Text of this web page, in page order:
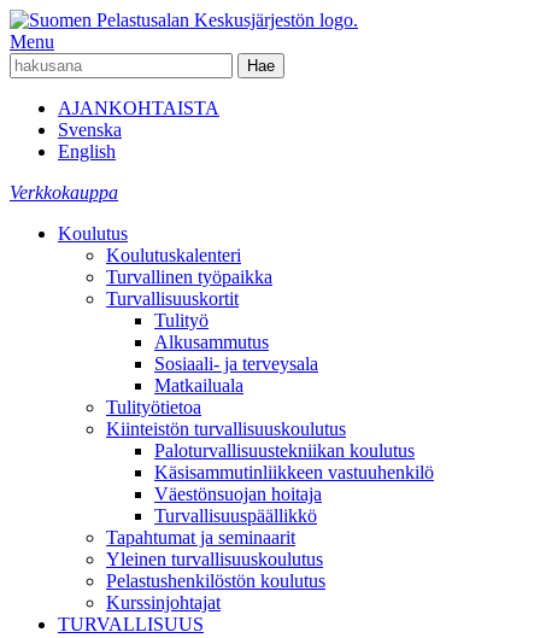
Menu
AJANKOHTAISTA
Svenska
English
Verkkokauppa
Koulutus
Koulutuskalenteri
Turvallinen työpaikka
Turvallisuuskortit
Tulityö
Alkusammutus
Sosiaali- ja terveysala
Matkailuala
Tulityötietoa
Kiinteistön turvallisuuskoulutus
Paloturvallisuustekniikan koulutus
Käsisammutinliikkeen vastuuhenkilö
Väestönsuojan hoitaja
Turvallisuuspäällikkö
Tapahtumat ja seminaarit
Yleinen turvallisuuskoulutus
Pelastushenkilöstön koulutus
Kurssinjohtajat
TURVALLISUUS